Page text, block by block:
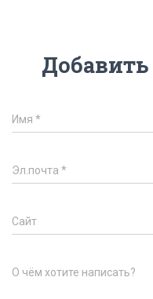
Имя *
Эл.почта *
Сайт
О чём хотите написать?